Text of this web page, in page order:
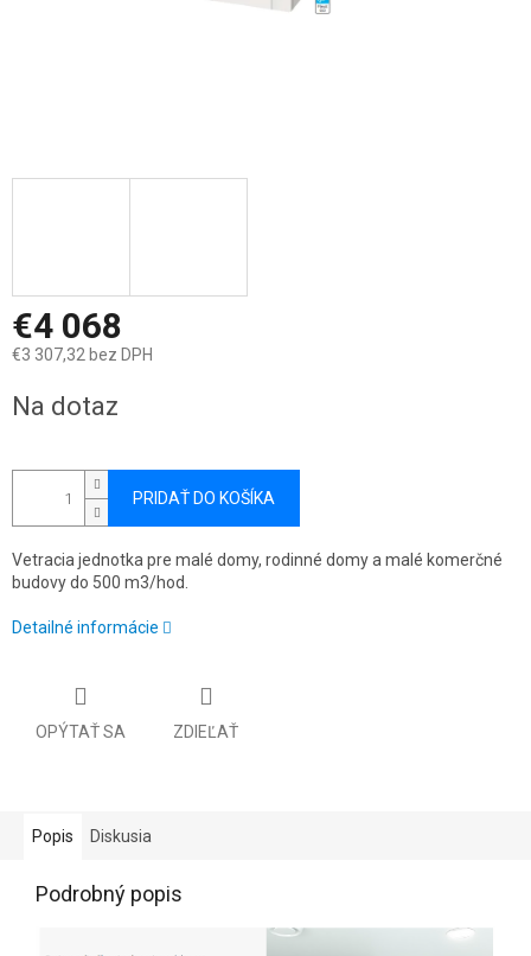
€4 068
€3 307,32 bez DPH
cena:
Na dotaz
PRIDAŤ DO KOŠÍKA
Vetracia jednotka pre malé domy, rodinné domy a malé komerčné
budovy do 500 m3/hod.
Detailné informácie
OPÝTAŤ SA ZDIEĽAŤ
Popis Diskusia
Podrobný popis